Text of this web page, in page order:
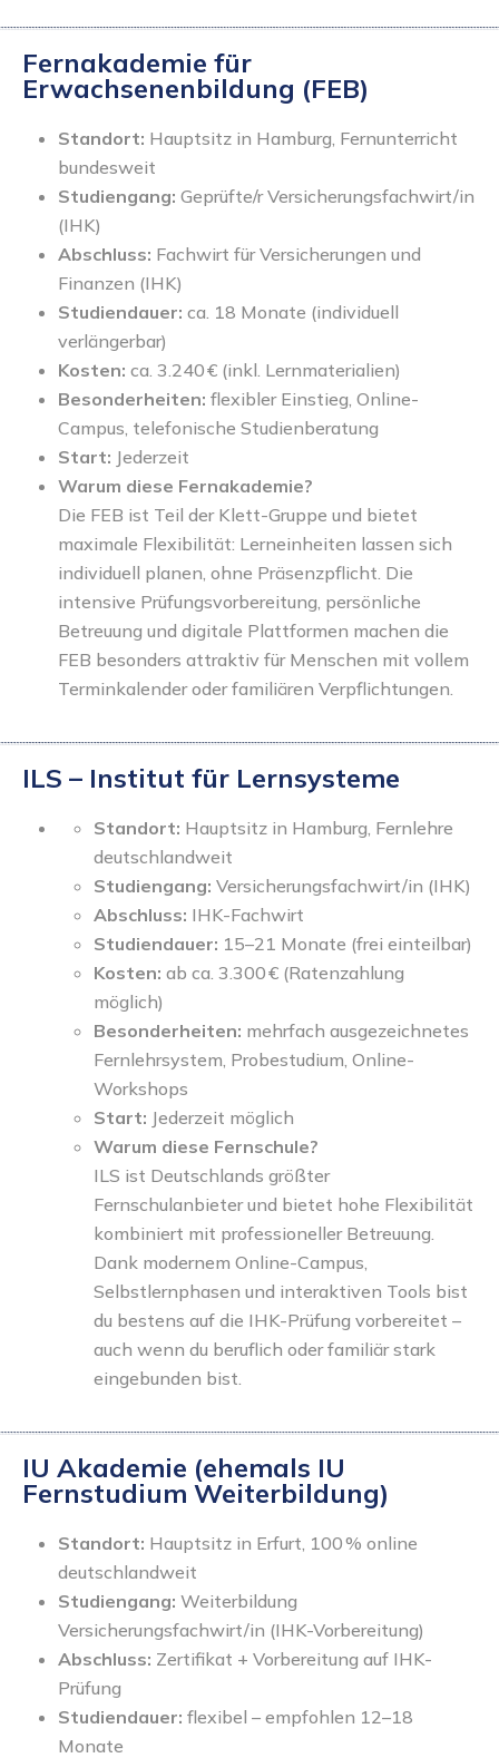
Fernakademie für
Erwachsenenbildung (FEB)
Standort: Hauptsitz in Hamburg, Fernunterricht
bundesweit
Studiengang: Geprüfte/r Versicherungsfachwirt/in
(IHK)
Abschluss: Fachwirt für Versicherungen und
Finanzen (IHK)
Studiendauer: ca. 18 Monate (individuell
verlängerbar)
Kosten: ca. 3.240 € (inkl. Lernmaterialien)
Besonderheiten: flexibler Einstieg, Online-
Campus, telefonische Studienberatung
Start: Jederzeit
Warum diese Fernakademie?
Die FEB ist Teil der Klett-Gruppe und bietet
maximale Flexibilität: Lerneinheiten lassen sich
individuell planen, ohne Präsenzpflicht. Die
intensive Prüfungsvorbereitung, persönliche
Betreuung und digitale Plattformen machen die
FEB besonders attraktiv für Menschen mit vollem
Terminkalender oder familiären Verpflichtungen.
ILS – Institut für Lernsysteme
Standort: Hauptsitz in Hamburg, Fernlehre
deutschlandweit
Studiengang: Versicherungsfachwirt/in (IHK)
Abschluss: IHK-Fachwirt
Studiendauer: 15–21 Monate (frei einteilbar)
Kosten: ab ca. 3.300 € (Ratenzahlung
möglich)
Besonderheiten: mehrfach ausgezeichnetes
Fernlehrsystem, Probestudium, Online-
Workshops
Start: Jederzeit möglich
Warum diese Fernschule?
ILS ist Deutschlands größter
Fernschulanbieter und bietet hohe Flexibilität
kombiniert mit professioneller Betreuung.
Dank modernem Online-Campus,
Selbstlernphasen und interaktiven Tools bist
du bestens auf die IHK-Prüfung vorbereitet –
auch wenn du beruflich oder familiär stark
eingebunden bist.
IU Akademie (ehemals IU
Fernstudium Weiterbildung)
Standort: Hauptsitz in Erfurt, 100 % online
deutschlandweit
Studiengang: Weiterbildung
Versicherungsfachwirt/in (IHK-Vorbereitung)
Abschluss: Zertifikat + Vorbereitung auf IHK-
Prüfung
Studiendauer: flexibel – empfohlen 12–18
Monate